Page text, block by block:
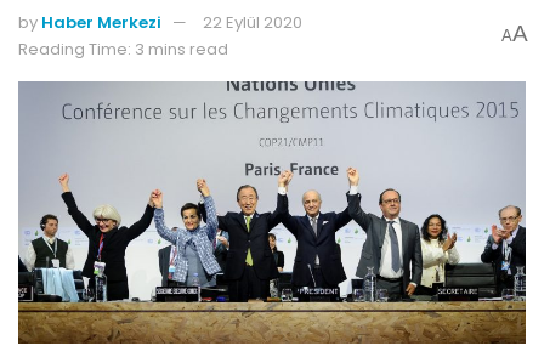
by Haber Merkezi
22 Eylül 2020
Reading Time: 3 mins read
AA